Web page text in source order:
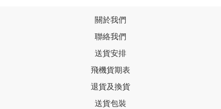
關於我們
聯絡我們
送貨安排
飛機貨期表
退貨及換貨
送貨包裝